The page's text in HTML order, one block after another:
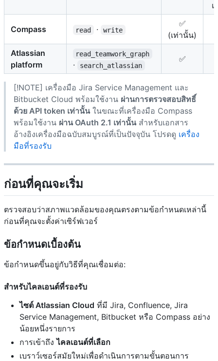
Compass read · write
✅
(เท่านั้น)
Atlassian
platform
read_teamwork_graph
· search_atlassian
✅
[!NOTE] เครื่องมือ Jira Service Management และ
Bitbucket Cloud พร้อมใช้งาน ผ่านการตรวจสอบสิทธิ์
ด้วย API token เท่านั้นในขณะที่เครื่องมือ Compass
พร้อมใช้งาน ผ่าน OAuth 2.1 เท่านั้นสำหรับเอกสาร
อ้างอิงเครื่องมือฉบับสมบูรณ์ที่เป็นปัจจุบัน โปรดดู เครื่อง
มือที่รองรับ
ก่อนที่คุณจะเริ่ม
ตรวจสอบว่าสภาพแวดล้อมของคุณตรงตามข้อกำหนดเหล่านี้
ก่อนที่คุณจะตั้งค่าเซิร์ฟเวอร์
ข้อกำหนดเบื้องต้น
ข้อกำหนดขึ้นอยู่กับวิธีที่คุณเชื่อมต่อ:
สำหรับไคลเอนต์ที่รองรับ
ไซต์ Atlassian Cloud ที่มี Jira, Confluence, Jira
Service Management, Bitbucket หรือ Compass อย่าง
น้อยหนึ่งรายการ
การเข้าถึงไคลเอนต์ที่เลือก
เบราว์เซอร์สมัยใหม่เพื่อดำเนินการตามขั้นตอนการ